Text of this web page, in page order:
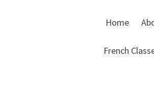
Home
French